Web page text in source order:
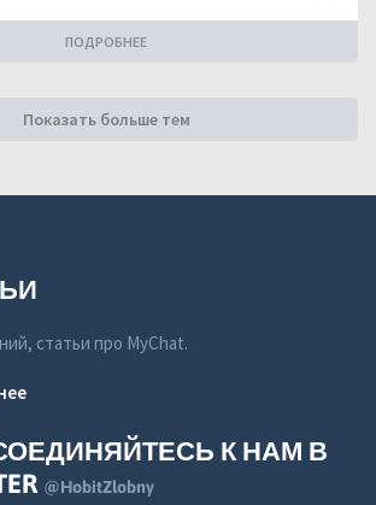
ПОДРОБНЕЕ
Показать больше тем
статьи про MyChat.
К НАМ В
@HobitZlobny